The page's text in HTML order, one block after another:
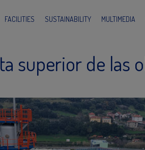
FACILITIES SUSTAINABILITY MULTIMEDIA
superior de las